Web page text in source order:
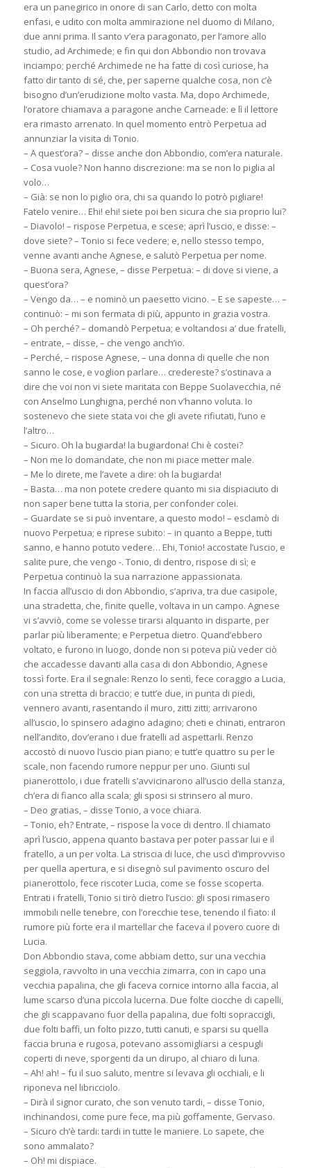
era un panegirico in onore di san Carlo, detto con molta
enfasi, e udito con molta ammirazione nel duomo di Milano,
due anni prima. Il santo v’era paragonato, per l’amore allo
studio, ad Archimede; e fin qui don Abbondio non trovava
inciampo; perché Archimede ne ha fatte di così curiose, ha
fatto dir tanto di sé, che, per saperne qualche cosa, non c’è
bisogno d’un’erudizione molto vasta. Ma, dopo Archimede,
l’oratore chiamava a paragone anche Carneade: e lì il lettore
era rimasto arrenato. In quel momento entrò Perpetua ad
annunziar la visita di Tonio.
– A quest’ora? – disse anche don Abbondio, com’era naturale.
– Cosa vuole? Non hanno discrezione: ma se non lo piglia al
volo…
– Già: se non lo piglio ora, chi sa quando lo potrò pigliare!
Fatelo venire… Ehi! ehi! siete poi ben sicura che sia proprio lui?
– Diavolo! – rispose Perpetua, e scese; aprì l’uscio, e disse: –
dove siete? – Tonio si fece vedere; e, nello stesso tempo,
venne avanti anche Agnese, e salutò Perpetua per nome.
– Buona sera, Agnese, – disse Perpetua: – di dove si viene, a
quest’ora?
– Vengo da… – e nominò un paesetto vicino. – E se sapeste… –
continuò: – mi son fermata di più, appunto in grazia vostra.
– Oh perché? – domandò Perpetua; e voltandosi a’ due fratelli,
– entrate, – disse, – che vengo anch’io.
– Perché, – rispose Agnese, – una donna di quelle che non
sanno le cose, e voglion parlare… credereste? s’ostinava a
dire che voi non vi siete maritata con Beppe Suolavecchia, né
con Anselmo Lunghigna, perché non v’hanno voluta. Io
sostenevo che siete stata voi che gli avete rifiutati, l’uno e
l’altro…
– Sicuro. Oh la bugiarda! la bugiardona! Chi è costei?
– Non me lo domandate, che non mi piace metter male.
– Me lo direte, me l’avete a dire: oh la bugiarda!
– Basta… ma non potete credere quanto mi sia dispiaciuto di
non saper bene tutta la storia, per confonder colei.
– Guardate se si può inventare, a questo modo! – esclamò di
nuovo Perpetua; e riprese subito: – in quanto a Beppe, tutti
sanno, e hanno potuto vedere… Ehi, Tonio! accostate l’uscio, e
salite pure, che vengo -. Tonio, di dentro, rispose di sì; e
Perpetua continuò la sua narrazione appassionata.
In faccia all’uscio di don Abbondio, s’apriva, tra due casipole,
una stradetta, che, finite quelle, voltava in un campo. Agnese
vi s’avviò, come se volesse tirarsi alquanto in disparte, per
parlar più liberamente; e Perpetua dietro. Quand’ebbero
voltato, e furono in luogo, donde non si poteva più veder ciò
che accadesse davanti alla casa di don Abbondio, Agnese
tossì forte. Era il segnale: Renzo lo sentì, fece coraggio a Lucia,
con una stretta di braccio; e tutt’e due, in punta di piedi,
vennero avanti, rasentando il muro, zitti zitti; arrivarono
all’uscio, lo spinsero adagino adagino; cheti e chinati, entraron
nell’andito, dov’erano i due fratelli ad aspettarli. Renzo
accostò di nuovo l’uscio pian piano; e tutt’e quattro su per le
scale, non facendo rumore neppur per uno. Giunti sul
pianerottolo, i due fratelli s’avvicinarono all’uscio della stanza,
ch’era di fianco alla scala; gli sposi si strinsero al muro.
– Deo gratias, – disse Tonio, a voce chiara.
– Tonio, eh? Entrate, – rispose la voce di dentro. Il chiamato
aprì l’uscio, appena quanto bastava per poter passar lui e il
fratello, a un per volta. La striscia di luce, che uscì d’improvviso
per quella apertura, e si disegnò sul pavimento oscuro del
pianerottolo, fece riscoter Lucia, come se fosse scoperta.
Entrati i fratelli, Tonio si tirò dietro l’uscio: gli sposi rimasero
immobili nelle tenebre, con l’orecchie tese, tenendo il fiato: il
rumore più forte era il martellar che faceva il povero cuore di
Lucia.
Don Abbondio stava, come abbiam detto, sur una vecchia
seggiola, ravvolto in una vecchia zimarra, con in capo una
vecchia papalina, che gli faceva cornice intorno alla faccia, al
lume scarso d’una piccola lucerna. Due folte ciocche di capelli,
che gli scappavano fuor della papalina, due folti sopraccigli,
due folti baffi, un folto pizzo, tutti canuti, e sparsi su quella
faccia bruna e rugosa, potevano assomigliarsi a cespugli
coperti di neve, sporgenti da un dirupo, al chiaro di luna.
– Ah! ah! – fu il suo saluto, mentre si levava gli occhiali, e li
riponeva nel libricciolo.
– Dirà il signor curato, che son venuto tardi, – disse Tonio,
inchinandosi, come pure fece, ma più goffamente, Gervaso.
– Sicuro ch’è tardi: tardi in tutte le maniere. Lo sapete, che
sono ammalato?
– Oh! mi dispiace.